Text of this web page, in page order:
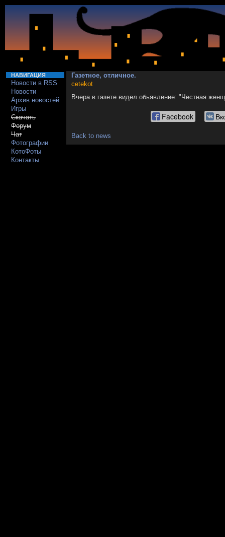
НАВИГАЦИЯ
Новости в RSS
Новости
Архив новостей
Игры
Скачать
Форум
Чат
Фотографии
КотоФоты
Контакты
Газетное, отличное.
cetekot
Вчера в газете видел обьявление: "Честная
Facebook
Back to news